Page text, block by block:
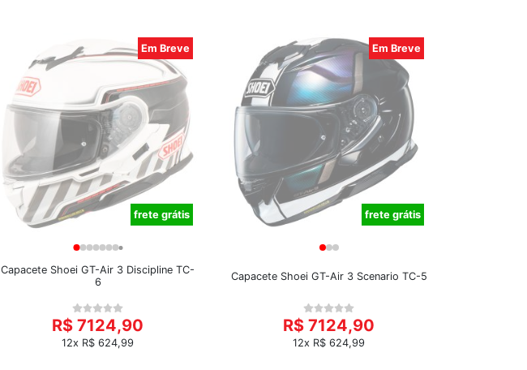
Em Breve
frete grátis
Capacete Shoei GT-Air 3 Discipline TC-
6
R$ 7124,90
12x R$ 624,99
Em Breve
frete grátis
Capacete Shoei GT-Air 3 Scenario TC-5
R$ 7124,90
12x R$ 624,99